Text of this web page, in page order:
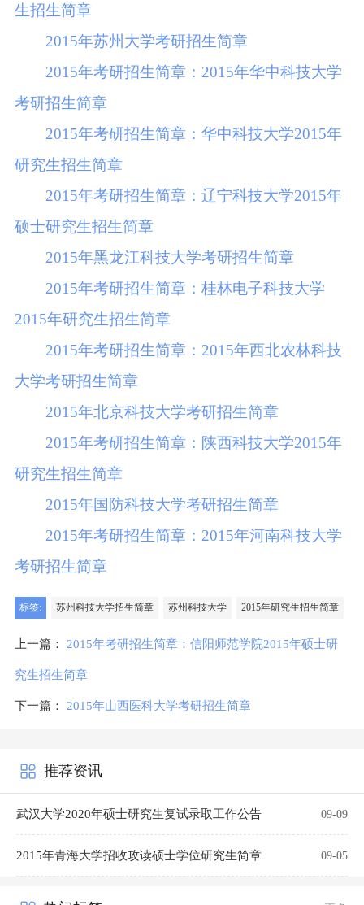
生招生简章
2015年苏州大学考研招生简章
2015年考研招生简章：2015年华中科技大学
考研招生简章
2015年考研招生简章：华中科技大学2015年
研究生招生简章
2015年考研招生简章：辽宁科技大学2015年
硕士研究生招生简章
2015年黑龙江科技大学考研招生简章
2015年考研招生简章：桂林电子科技大学
2015年研究生招生简章
2015年考研招生简章：2015年西北农林科技
大学考研招生简章
2015年北京科技大学考研招生简章
2015年考研招生简章：陕西科技大学2015年
研究生招生简章
2015年国防科技大学考研招生简章
2015年考研招生简章：2015年河南科技大学
考研招生简章
标签: 苏州科技大学招生简章 苏州科技大学 2015年研究生招生简章
上一篇： 2015年考研招生简章：信阳师范学院2015年硕士研
究生招生简章
下一篇： 2015年山西医科大学考研招生简章
推荐资讯
武汉大学2020年硕士研究生复试录取工作公告 09-09
2015年青海大学招收攻读硕士学位研究生简章 09-05